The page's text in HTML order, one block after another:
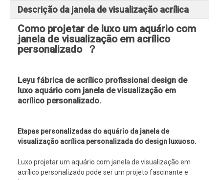
Descrição da janela de visualização acrílica
Como projetar de luxo um aquário com
janela de visualização em acrílico
personalizado ？
Leyu fábrica de acrílico profissional design de
luxo aquário com janela de visualização em
acrílico personalizado.
Etapas personalizadas do aquário da janela de
visualização acrílica personalizada do design luxuoso.
Luxo projetar um aquário com janela de visualização em
acrílico personalizado pode ser um projeto fascinante e